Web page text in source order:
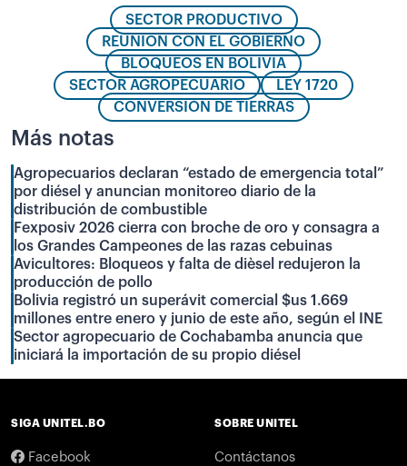
SECTOR PRODUCTIVO
REUNION CON EL GOBIERNO
BLOQUEOS EN BOLIVIA
SECTOR AGROPECUARIO
LEY 1720
CONVERSIÓN DE TIERRAS
Más notas
Agropecuarios declaran “estado de emergencia total”
por diésel y anuncian monitoreo diario de la
distribución de combustible
Fexposiv 2026 cierra con broche de oro y consagra a
los Grandes Campeones de las razas cebuinas
Avicultores: Bloqueos y falta de dièsel redujeron la
producción de pollo
Bolivia registró un superávit comercial $us 1.669
millones entre enero y junio de este año, según el INE
Sector agropecuario de Cochabamba anuncia que
iniciará la importación de su propio diésel
SIGA UNITEL.BO
Facebook
SOBRE UNITEL
Contáctanos